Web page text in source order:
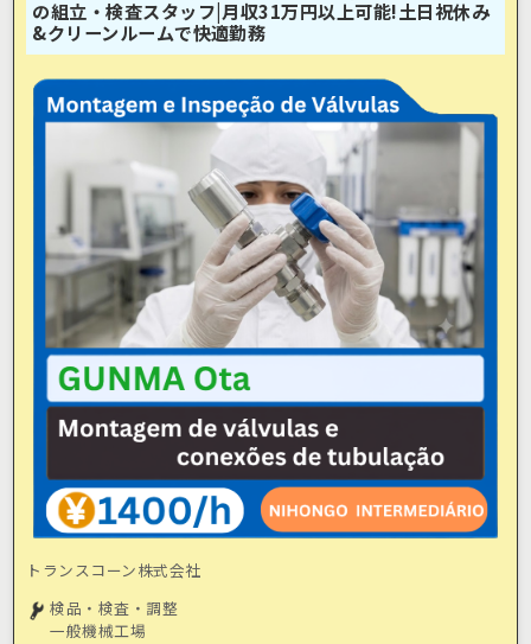
の組立・検査スタッフ|月収31万円以上可能!土日祝休み
&クリーンルームで快適勤務
トランスコーン株式会社
検品・検査・調整
一般機械工場